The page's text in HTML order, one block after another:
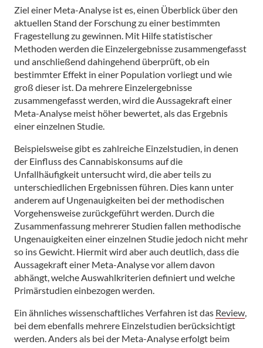
Ziel einer Meta-Analyse ist es, einen Überblick über den
aktuellen Stand der Forschung zu einer bestimmten
Fragestellung zu gewinnen. Mit Hilfe statistischer
Methoden werden die Einzelergebnisse zusammengefasst
und anschließend dahingehend überprüft, ob ein
bestimmter Effekt in einer Population vorliegt und wie
groß dieser ist. Da mehrere Einzelergebnisse
zusammengefasst werden, wird die Aussagekraft einer
Meta-Analyse meist höher bewertet, als das Ergebnis
einer einzelnen Studie.
Beispielsweise gibt es zahlreiche Einzelstudien, in denen
der Einfluss des Cannabiskonsums auf die
Unfallhäufigkeit untersucht wird, die aber teils zu
unterschiedlichen Ergebnissen führen. Dies kann unter
anderem auf Ungenauigkeiten bei der methodischen
Vorgehensweise zurückgeführt werden. Durch die
Zusammenfassung mehrerer Studien fallen methodische
Ungenauigkeiten einer einzelnen Studie jedoch nicht mehr
so ins Gewicht. Hiermit wird aber auch deutlich, dass die
Aussagekraft einer Meta-Analyse vor allem davon
abhängt, welche Auswahlkriterien definiert und welche
Primärstudien einbezogen werden.
Ein ähnliches wissenschaftliches Verfahren ist das Review,
bei dem ebenfalls mehrere Einzelstudien berücksichtigt
werden. Anders als bei der Meta-Analyse erfolgt beim